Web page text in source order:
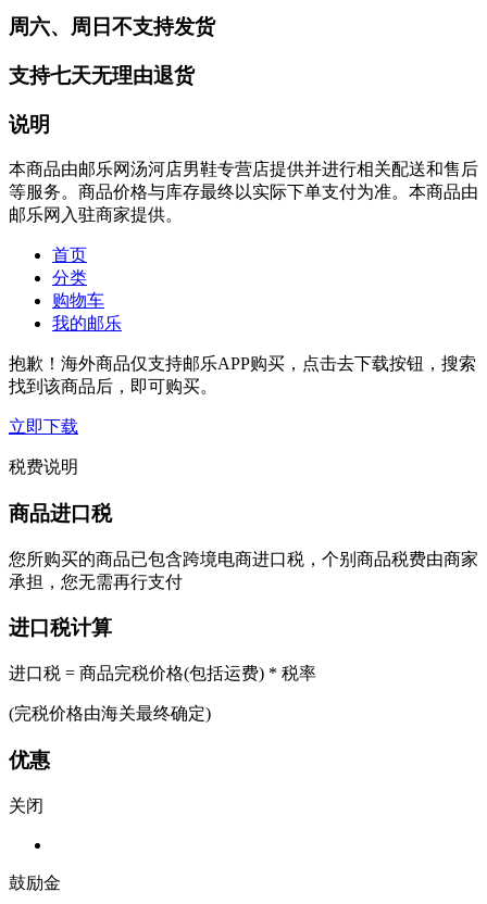
周六、周日不支持发货
支持七天无理由退货
说明
本商品由邮乐网汤河店男鞋专营店提供并进行相关配送和售后
等服务。商品价格与库存最终以实际下单支付为准。本商品由
邮乐网入驻商家提供。
首页
分类
购物车
我的邮乐
抱歉！海外商品仅支持邮乐APP购买，点击去下载按钮，搜索
找到该商品后，即可购买。
立即下载
税费说明
商品进口税
您所购买的商品已包含跨境电商进口税，个别商品税费由商家
承担，您无需再行支付
进口税计算
进口税 = 商品完税价格(包括运费) * 税率
(完税价格由海关最终确定)
优惠
关闭
鼓励金